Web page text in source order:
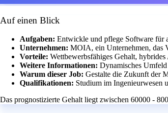
Auf einen Blick
Aufgaben: Entwickle und pflege Software für
Unternehmen: MOIA, ein Unternehmen, das
Vorteile: Wettbewerbsfähiges Gehalt,
Weitere Informationen: Dynamisches
Warum dieser Job: Gestalte die Zukunft der
Qualifikationen: Studium im Ingenieurwesen
Das prognostizierte Gehalt liegt zwischen 60000 -